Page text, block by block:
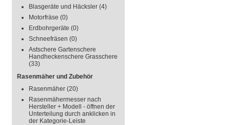
Blasgeräte und Häcksler (4)
Motorfräse (0)
Erdbohrgeräte (0)
Schneefräsen (0)
Astschere Gartenschere
Handheckenschere Grasschere
(33)
Rasenmäher und Zubehör
Rasenmäher (20)
Rasenmähermesser nach
Hersteller + Modell - öffnen der
Unterteilung durch anklicken in
der Kategorie-Leiste